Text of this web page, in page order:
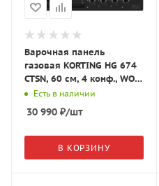
Варочная панель
газовая KORTING HG 674
CTSN, 60 см, 4 конф., WOK,
матовый чёрный/нерж.
Есть в наличии
30 990 ₽/шт
В КОРЗИНУ